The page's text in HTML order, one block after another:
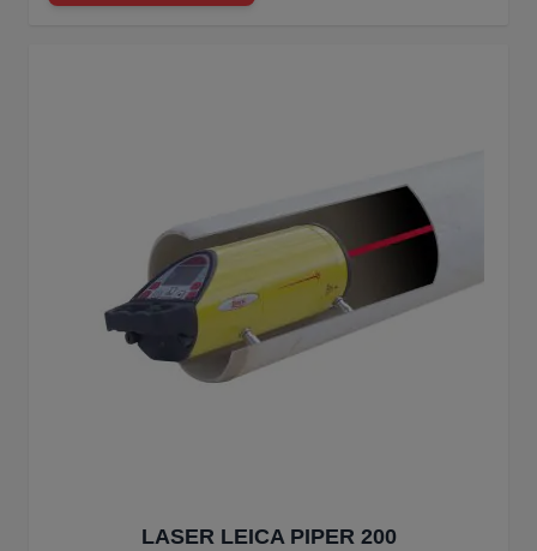
LASER LEICA PIPER 200